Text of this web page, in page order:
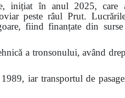
inițiat în anul 2025, care
peste râul Prut.
fiind finanțate din
a tronsonului, având
iar transportul de